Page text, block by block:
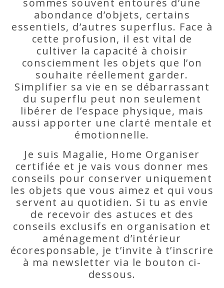
sommes souvent entourés d’une
abondance d’objets, certains
essentiels, d’autres superflus. Face à
cette profusion, il est vital de
cultiver la capacité à choisir
consciemment les objets que l’on
souhaite réellement garder.
Simplifier sa vie en se débarrassant
du superflu peut non seulement
libérer de l’espace physique, mais
aussi apporter une clarté mentale et
émotionnelle.
Je suis Magalie, Home Organiser
certifiée et je vais vous donner mes
conseils pour conserver uniquement
les objets que vous aimez et qui vous
servent au quotidien. Si tu as envie
de recevoir des astuces et des
conseils exclusifs en organisation et
aménagement d’intérieur
écoresponsable, je t’invite à t’inscrire
à ma newsletter via le bouton ci-
dessous.